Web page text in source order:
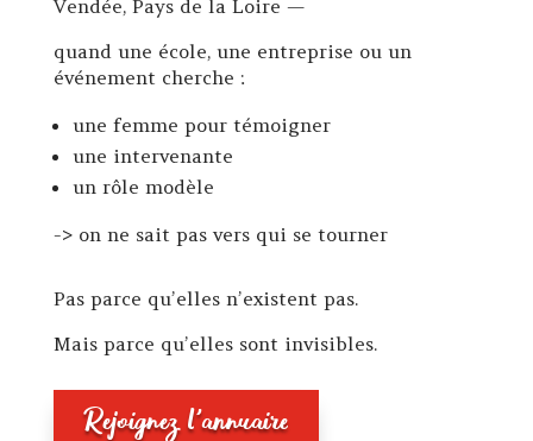
Vendée, Pays de la Loire —
quand une école, une entreprise ou un
événement cherche :
une femme pour témoigner
une intervenante
un rôle modèle
-> on ne sait pas vers qui se tourner
Pas parce qu’elles n’existent pas.
Mais parce qu’elles sont invisibles.
Rejoignez l'annuaire